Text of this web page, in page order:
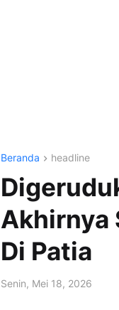
Beranda headline
Akhirnya
Di Patia
Senin, Mei 18, 2026